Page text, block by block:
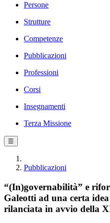
Persone
Strutture
Competenze
Pubblicazioni
Professioni
Corsi
Insegnamenti
Terza Missione
☰
Pubblicazioni
“(In)governabilità” e
Galeotti ad una certa
rilanciata in avvio della